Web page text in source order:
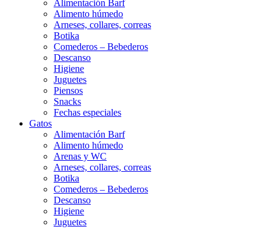
Alimentación Barf
Alimento húmedo
Arneses, collares, correas
Botika
Comederos – Bebederos
Descanso
Higiene
Juguetes
Piensos
Snacks
Fechas especiales
Gatos
Alimentación Barf
Alimento húmedo
Arenas y WC
Arneses, collares, correas
Botika
Comederos – Bebederos
Descanso
Higiene
Juguetes